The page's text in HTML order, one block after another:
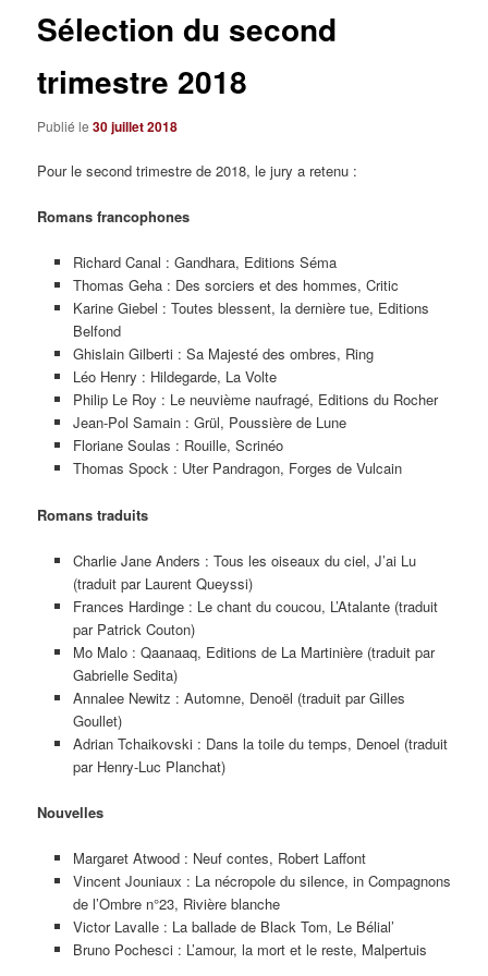
Sélection du second
trimestre 2018
Publié le30 juillet 2018
Pour le second trimestre de 2018, le jury a retenu :
Romans francophones
Richard Canal : Gandhara, Editions Séma
Thomas Geha : Des sorciers et des hommes, Critic
Karine Giebel : Toutes blessent, la dernière tue, Editions
Belfond
Ghislain Gilberti : Sa Majesté des ombres, Ring
Léo Henry : Hildegarde, La Volte
Philip Le Roy : Le neuvième naufragé, Editions du Rocher
Jean-Pol Samain : Grül, Poussière de Lune
Floriane Soulas : Rouille, Scrinéo
Thomas Spock : Uter Pandragon, Forges de Vulcain
Romans traduits
Charlie Jane Anders : Tous les oiseaux du ciel, J’ai Lu
(traduit par Laurent Queyssi)
Frances Hardinge : Le chant du coucou, L’Atalante (traduit
par Patrick Couton)
Mo Malo : Qaanaaq, Editions de La Martinière (traduit par
Gabrielle Sedita)
Annalee Newitz : Automne, Denoël (traduit par Gilles
Goullet)
Adrian Tchaikovski : Dans la toile du temps, Denoel (traduit
par Henry-Luc Planchat)
Nouvelles
Margaret Atwood : Neuf contes, Robert Laffont
Vincent Jouniaux : La nécropole du silence, in Compagnons
de l’Ombre n°23, Rivière blanche
Victor Lavalle : La ballade de Black Tom, Le Bélial’
Bruno Pochesci : L’amour, la mort et le reste, Malpertuis